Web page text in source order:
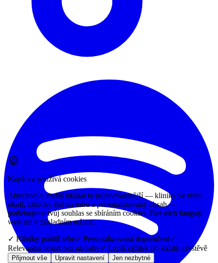
🍪
Kayla.cz používá cookies
Abychom ti mohli ukázat to nejrelevantnější — kliniky ve tvém
okolí, zákroky šité na míru a personalizovaný obsah —
potřebujeme tvůj souhlas se sbíráním cookies. Bez nich funguje
web jen v základním režimu.
✓ Kliniky poblíž tebe✓ Personalizovaná doporučení✓
Relevantní obsah bez námahy✓ Lepší zážitek při každé návštěvě
Přijmout vše Upravit nastavení Jen nezbytné